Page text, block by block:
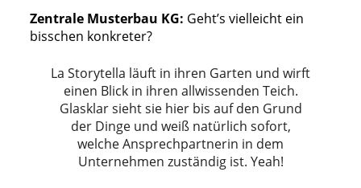
Zentrale Musterbau KG: Geht’s vielleicht ein
bisschen konkreter?
La Storytella läuft in ihren Garten und wirft
einen Blick in ihren allwissenden Teich.
Glasklar sieht sie hier bis auf den Grund
der Dinge und weiß natürlich sofort,
welche Ansprechpartnerin in dem
Unternehmen zuständig ist. Yeah!